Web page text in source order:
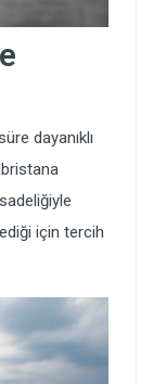
dayanıklı
için tercih